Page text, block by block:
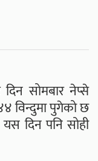
दिन सोमबार नेप्से
पुगेको छ
दिन पनि सोही